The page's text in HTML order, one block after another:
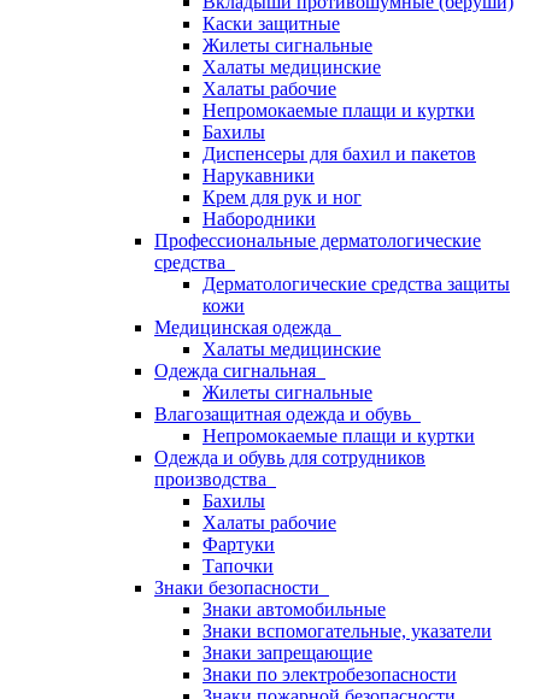
Каски защитные
Жилеты сигнальные
Халаты медицинские
Халаты рабочие
Непромокаемые плащи и куртки
Бахилы
Диспенсеры для бахил и пакетов
Нарукавники
Крем для рук и ног
Набородники
Профессиональные дерматологические
средства
Дерматологические средства защиты
кожи
Медицинская одежда
Халаты медицинские
Одежда сигнальная
Жилеты сигнальные
Влагозащитная одежда и обувь
Непромокаемые плащи и куртки
Одежда и обувь для сотрудников
производства
Бахилы
Халаты рабочие
Фартуки
Тапочки
Знаки безопасности
Знаки автомобильные
Знаки вспомогательные, указатели
Знаки запрещающие
Знаки по электробезопасности